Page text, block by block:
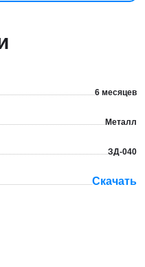
6 месяцев
Металл
ЗД-040
Скачать